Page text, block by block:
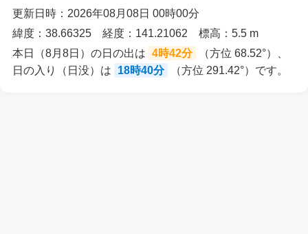
更新日時：2026年08月08日 00時00分
緯度：38.66325 経度：141.21062 標高：5.5 m
本日（8月8日）の日の出は 4時42分
（方位 68.52°）、
日の入り（日没）は
18時40分 （方位 291.42°）です。